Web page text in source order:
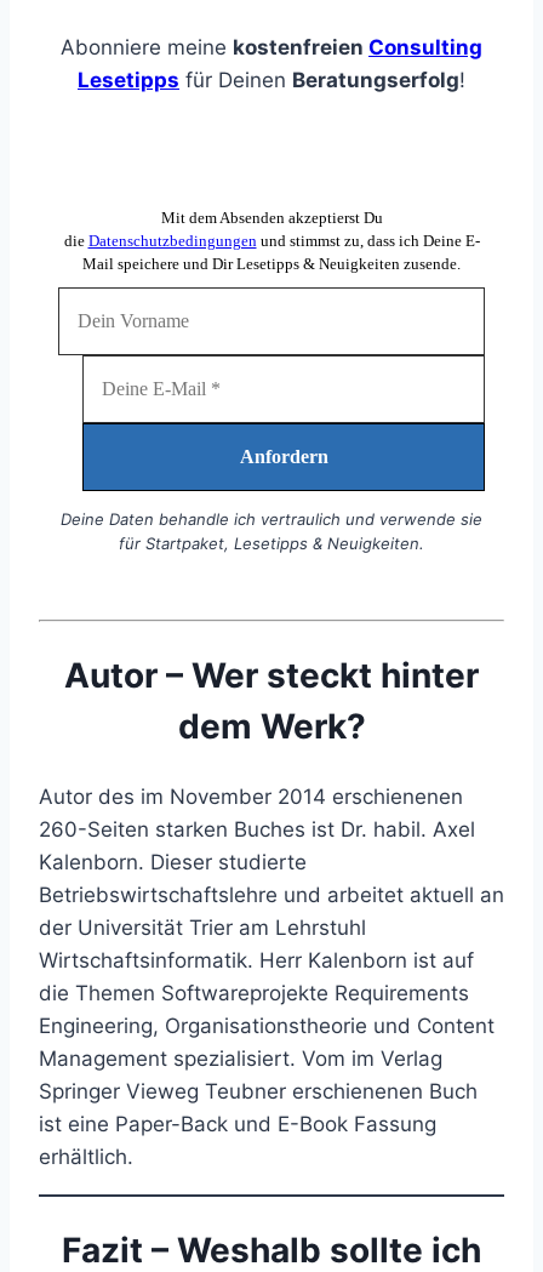
Abonniere meine kostenfreien Consulting
Lesetipps für Deinen Beratungserfolg!
Mit dem Absenden akzeptierst Du
die Datenschutzbedingungenund stimmst zu, dass ich Deine E-
Mail speichere und Dir Lesetipps & Neuigkeiten zusende.
Deine Daten behandle ich vertraulich und verwende sie
für Startpaket, Lesetipps & Neuigkeiten.
Autor – Wer steckt hinter
dem Werk?
Autor des im November 2014 erschienenen
260-Seiten starken Buches ist Dr. habil. Axel
Kalenborn. Dieser studierte
Betriebswirtschaftslehre und arbeitet aktuell an
der Universität Trier am Lehrstuhl
Wirtschaftsinformatik. Herr Kalenborn ist auf
die Themen Softwareprojekte Requirements
Engineering, Organisationstheorie und Content
Management spezialisiert. Vom im Verlag
Springer Vieweg Teubner erschienenen Buch
ist eine Paper-Back und E-Book Fassung
erhältlich.
Fazit – Weshalb sollte ich